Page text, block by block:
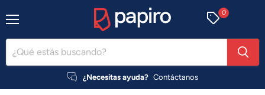
¿Necesitas ayuda? Contáctanos
0